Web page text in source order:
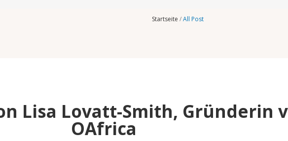
Startseite All Post
Lisa Lovatt-Smith, Gründerin
OAfrica